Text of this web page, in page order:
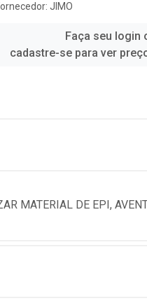
JIMO
Faça seu login
cadastre-se para ver
MATERIAL DE EPI,